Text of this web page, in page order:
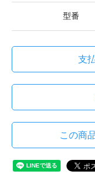
型番
支
この商